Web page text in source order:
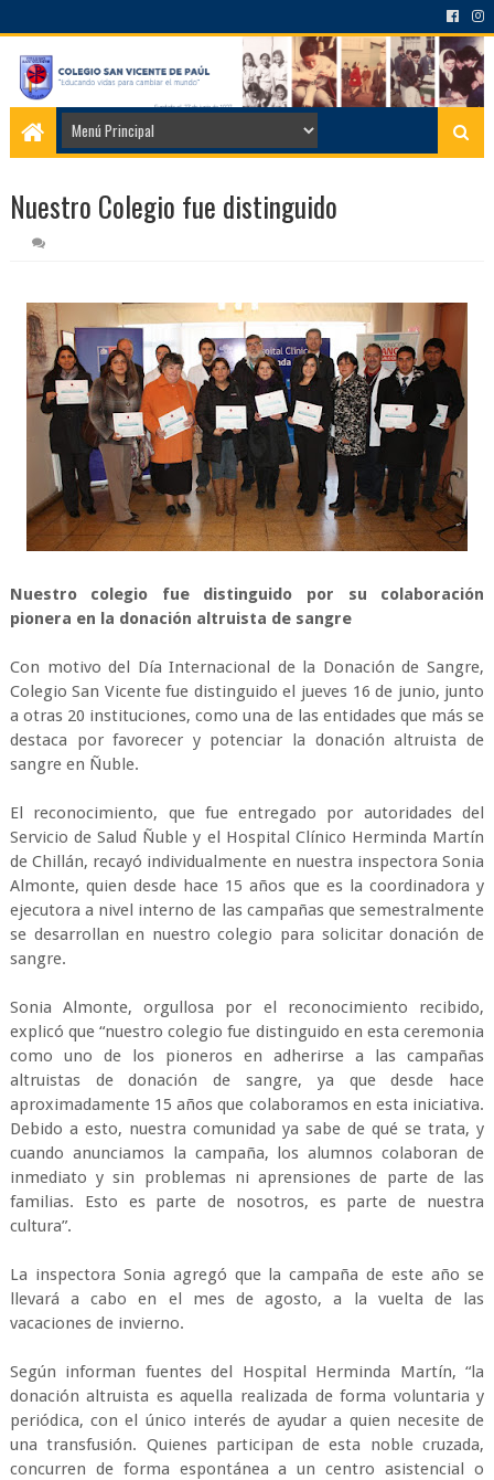
Nuestro Colegio fue distinguido
Nuestro colegio fue distinguido por su colaboración
pionera en la donación altruista de sangre
Con motivo del Día Internacional de la Donación de Sangre,
Colegio San Vicente fue distinguido el jueves 16 de junio, junto
a otras 20 instituciones, como una de las entidades que más se
destaca por favorecer y potenciar la donación altruista de
sangre en Ñuble.
El reconocimiento, que fue entregado por autoridades del
Servicio de Salud Ñuble y el Hospital Clínico Herminda Martín
de Chillán, recayó individualmente en nuestra inspectora Sonia
Almonte, quien desde hace 15 años que es la coordinadora y
ejecutora a nivel interno de las campañas que semestralmente
se desarrollan en nuestro colegio para solicitar donación de
sangre.
Sonia Almonte, orgullosa por el reconocimiento recibido,
explicó que “nuestro colegio fue distinguido en esta ceremonia
como uno de los pioneros en adherirse a las campañas
altruistas de donación de sangre, ya que desde hace
aproximadamente 15 años que colaboramos en esta iniciativa.
Debido a esto, nuestra comunidad ya sabe de qué se trata, y
cuando anunciamos la campaña, los alumnos colaboran de
inmediato y sin problemas ni aprensiones de parte de las
familias. Esto es parte de nosotros, es parte de nuestra
cultura”.
La inspectora Sonia agregó que la campaña de este año se
llevará a cabo en el mes de agosto, a la vuelta de las
vacaciones de invierno.
Según informan fuentes del Hospital Herminda Martín, “la
donación altruista es aquella realizada de forma voluntaria y
periódica, con el único interés de ayudar a quien necesite de
una transfusión. Quienes participan de esta noble cruzada,
concurren de forma espontánea a un centro asistencial o